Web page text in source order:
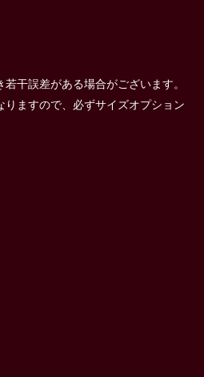
干誤差がある場合がございます。
ますので、必ずサイズオプション